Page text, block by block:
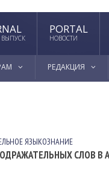
PORTAL
НОВОСТИ
РЕДАКЦИЯ
ЯЗЫКОЗНАНИЕ
СЛОВ В